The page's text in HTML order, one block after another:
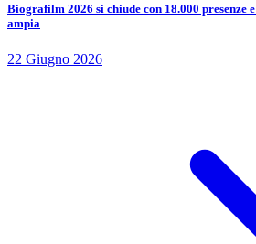
Biografilm 2026 si chiude con 18.000 presenze
ampia
22 Giugno 2026